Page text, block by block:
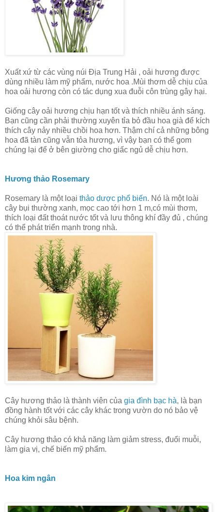
Xuất xứ từ các vùng núi Địa Trung Hải , oải hương được
dùng nhiều làm mỹ phẩm, nước hoa .Mùi thơm dễ chịu của
hoa oải hương còn có tác dụng xua đuỗi côn trùng gây hại.
Giống cây oải hương chịu hạn tốt và thích nhiều ánh sáng.
Bạn cũng cần phải thường xuyên tỉa bỏ đầu hoa già để kích
thích cây nảy nhiều chồi hoa hơn. Thậm chí cả những bông
hoa đã tàn cũng vẫn tỏa hương, vì vậy bạn có thể gom
chúng lại để ở bên giường cho giấc ngủ dễ chịu hơn.
Hương thảo Rosemary
Rosemary là một loại thảo dược phổ biến. Nó là một loài
cây bụi thường xanh, mọc cao tới hơn 1 m,có mùi thơm,
thích loại đất thoát nước tốt và lưu thông khí đầy đủ , chúng
có thể phát triển mạnh trong nhà.
Cây hương thảo là thành viên của gia đình bạc hà, là bạn
đồng hành tốt với các cây khác trong vườn do nó bảo vệ
chúng khỏi sâu bệnh.
Cây hương thảo có khả năng làm giảm stress, đuổi muỗi,
làm gia vị, chế biến mỹ phẩm.
Hoa kim ngân